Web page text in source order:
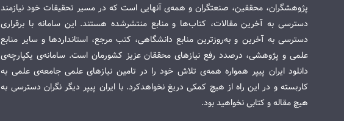
پژوهشگران، محققین، صنعتگران و همه‌ی آنهایی است که در مسیر تحقیقات خود نیازمند
دسترسی به آخرین مقالات، کتاب‌ها و منابع منتشرشده هستند. این سامانه با برقراری
دسترسی به آخرین و به‌روزترین منابع دانشگاهی، کتب مرجع، استانداردها و سایر منابع
علمی و پژوهشی، درصدد رفع نیازهای محققان عزیز کشورمان است. سامانه‌ی یکپارچه‌ی
دانلود ایران پیپر همواره همه‌ی تلاش خود را در تامین نیازهای علمی جامعه‌ی علمی به
کاربسته و در این راه از هیچ کمکی دریغ نخواهدکرد. با ایران پیپر دیگر نگران دسترسی به
هیچ مقاله و کتابی نخواهید بود.